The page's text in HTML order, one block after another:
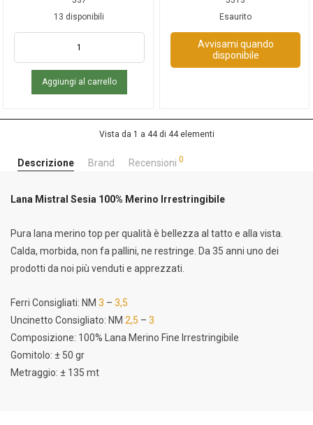
13 disponibili
Aggiungi al carrello
Esaurito
Avvisami quando
disponibile
Vista da 1 a 44 di 44 elementi
Descrizione Brand Recensioni 0
Lana Mistral Sesia 100% Merino Irrestringibile
Pura lana merino top per qualità è bellezza al tatto e alla vista.
Calda, morbida, non fa pallini, ne restringe. Da 35 anni uno dei
prodotti da noi più venduti e apprezzati.
Ferri Consigliati: NM 3 – 3,5
Uncinetto Consigliato: NM 2,5 – 3
Composizione: 100% Lana Merino Fine Irrestringibile
Gomitolo: ± 50 gr
Metraggio: ± 135 mt